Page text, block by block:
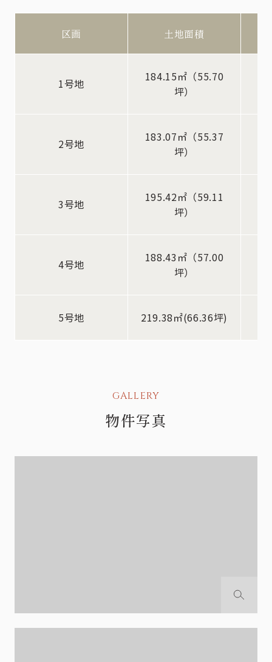
区画 土地面積
1号地
184.15㎡（55.70
坪）
2号地
183.07㎡（55.37
坪）
3号地
195.42㎡（59.11
坪）
4号地
188.43㎡（57.00
坪）
5号地 219.38㎡(66.36坪)
GALLERY
物件写真